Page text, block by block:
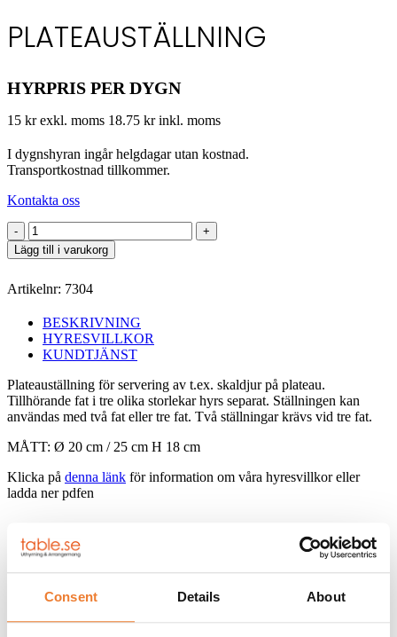
Consent Details About
PLATEAUSTÄLLNING
HYRPRIS PER DYGN
15 kr exkl. moms 18.75 kr inkl. moms
I dygnshyran ingår helgdagar utan kostnad.
Transportkostnad tillkommer.
Kontakta oss
Plateauställning
mängd
Lägg till i varukorg
Artikelnr: 7304
BESKRIVNING
HYRESVILLKOR
KUNDTJÄNST
Plateauställning för servering av t.ex. skaldjur på plateau.
Tillhörande fat i tre olika storlekar hyrs separat. Ställningen kan
användas med två fat eller tre fat. Två ställningar krävs vid tre fat.
MÅTT: Ø 20 cm / 25 cm H 18 cm
Klicka på denna länk för information om våra hyresvillkor eller
ladda ner pdfen
Telefon:08-50 000 450
E-post: info@table.se
RELATERADE PRODUKTER